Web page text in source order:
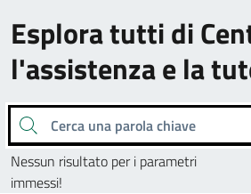
Esplora tutti di
l'assistenza e la
Cerca una parola chiave
Nessun risultato per i parametri
immessi!